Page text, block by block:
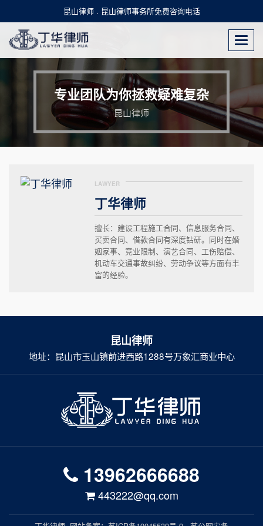
昆山律师 . 昆山律师事务所免费咨询电话
专业团队为你拯救疑难复杂
昆山律师
LAWYER
丁华律师
擅长：建设工程施工合同、信息服务合同、
买卖合同、借款合同有深度钻研。同时在婚
姻家事、竞业限制、演艺合同、工伤赔偿、
机动车交通事故纠纷、劳动争议等方面有丰
富的经验。
昆山律师
地址：昆山市玉山镇前进西路1288号万象汇商业中心
13962666688
443222@qq.com